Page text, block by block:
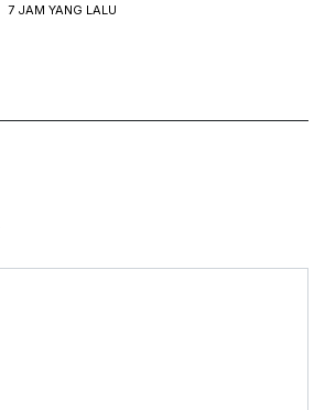
7 JAM YANG LALU